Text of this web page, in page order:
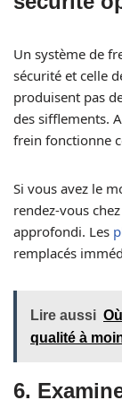
Un système de
sécurité et celle
produisent pas
des sifflements.
frein fonctionne
Si vous avez le
rendez-vous
approfondi. Les
remplacés
Lire aussi
qualité à
6.